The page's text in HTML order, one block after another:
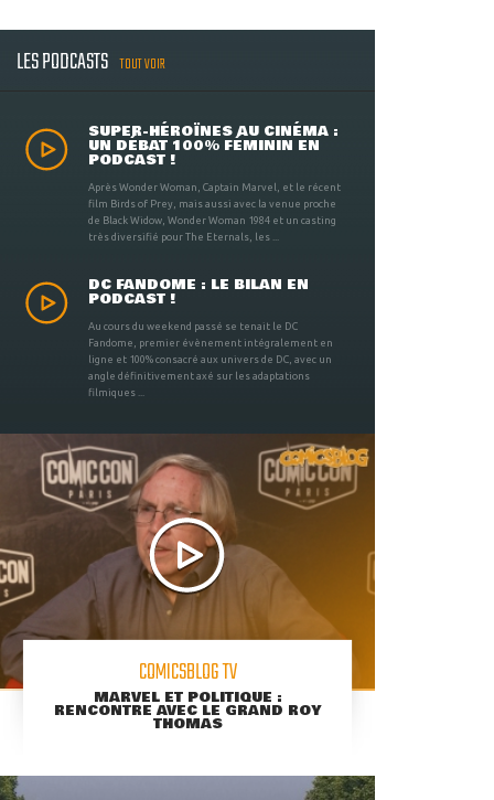
LES PODCASTS TOUT VOIR
SUPER-HÉROÏNES AU CINÉMA :
UN DÉBAT 100% FÉMININ EN
PODCAST !
Après Wonder Woman, Captain Marvel, et le récent
film Birds of Prey, mais aussi avec la venue proche
de Black Widow, Wonder Woman 1984 et un casting
très diversifié pour The Eternals, les ...
DC FANDOME : LE BILAN EN
PODCAST !
Au cours du weekend passé se tenait le DC
Fandome, premier évènement intégralement en
ligne et 100% consacré aux univers de DC, avec un
angle définitivement axé sur les adaptations
filmiques ...
COMICSBLOG TV
MARVEL ET POLITIQUE :
RENCONTRE AVEC LE GRAND ROY
THOMAS